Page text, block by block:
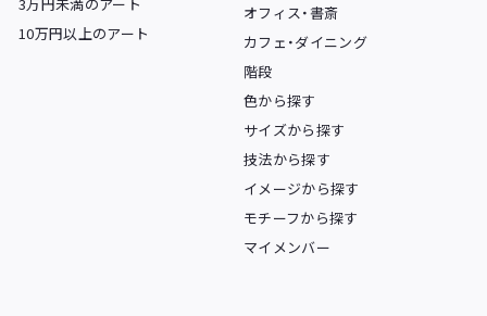
3万円未満のアート
10万円以上のアート
オフィス・書斎
カフェ・ダイニング
階段
色から探す
サイズから探す
技法から探す
イメージから探す
モチーフから探す
マイメンバー